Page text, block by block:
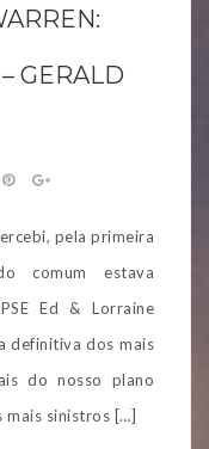
GERALD
pela primeira
comum estava
Ed & Lorraine
definitiva dos mais
do nosso plano
mais sinistros […]